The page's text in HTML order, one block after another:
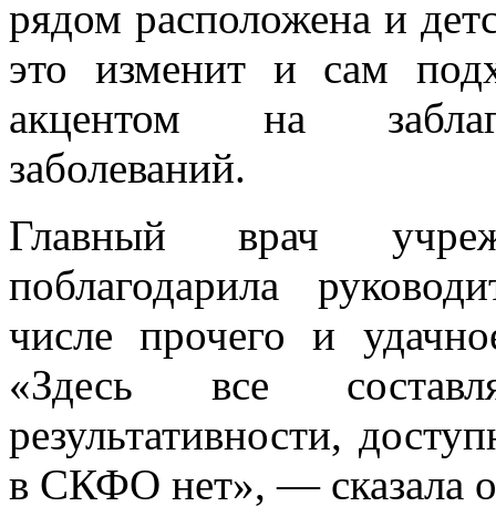
рядом расположена и
это изменит и сам
акцентом на
заболеваний.
Главный врач
поблагодарила
числе прочего и
«Здесь все
результативности,
в СКФО нет», — сказала